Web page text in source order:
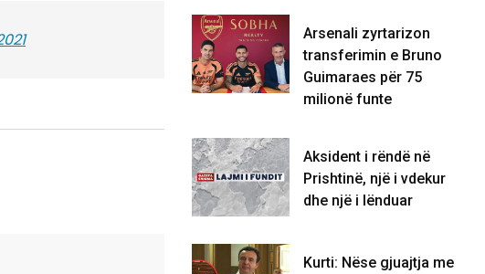
Arsenali zyrtarizon
transferimin e Bruno
Guimaraes për 75
milionë funte
Aksident i rëndë në
Prishtinë, një i vdekur
dhe një i lënduar
Kurti: Nëse gjuajtja me